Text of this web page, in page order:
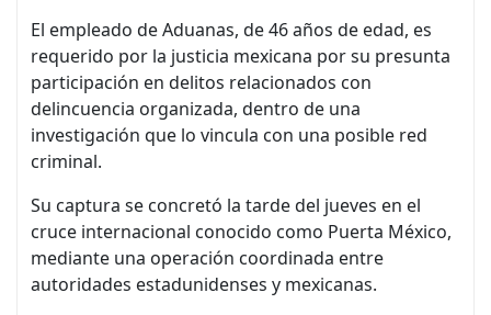
El empleado de Aduanas, de 46 años de edad, es
requerido por la justicia mexicana por su presunta
participación en delitos relacionados con
delincuencia organizada, dentro de una
investigación que lo vincula con una posible red
criminal.
Su captura se concretó la tarde del jueves en el
cruce internacional conocido como Puerta México,
mediante una operación coordinada entre
autoridades estadunidenses y mexicanas.